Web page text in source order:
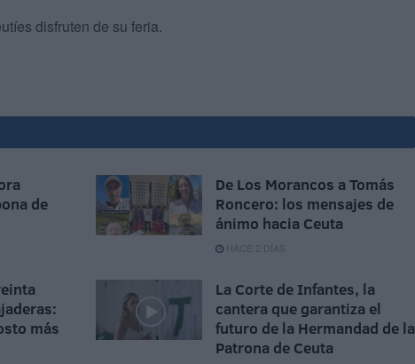
disfruten de su feria.
de
De Los Morancos a Tomás
Roncero: los mensajes de
ánimo hacia Ceuta
HACE 2 DÍAS
más
La Corte de Infantes, la
cantera que garantiza el
futuro de la Hermandad de la
Patrona de Ceuta